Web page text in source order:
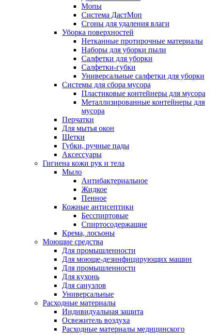
Мопы
Система ДастМоп
Сгоны для удаления влаги
Уборка поверхностей
Нетканные протирочные материалы
Наборы для уборки пыли
Салфетки для уборки
Салфетки-губки
Универсальные салфетки для уборки
Системы для сбора мусора
Пластиковые контейнеры для мусора
Металлизированные контейнеры для
мусора
Перчатки
Для мытья окон
Щетки
Губки, ручные пады
Аксессуары
Гигиена кожи рук и тела
Мыло
Антибактериальное
Жидкое
Пенное
Кожные антисептики
Бесспиртовые
Cпиртосодержащие
Крема, лосьоны
Моющие средства
Для промышленности
Для моюще-дезинфицирующих машин
Для промышленности
Для кухонь
Для санузлов
Универсальные
Расходные материалы
Индивидуальная защита
Освежитель воздуха
Расходные материалы медицинского